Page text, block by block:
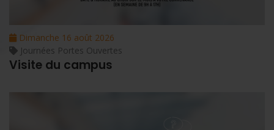
Dimanche 16 août 2026
Journées Portes Ouvertes
Visite du campus